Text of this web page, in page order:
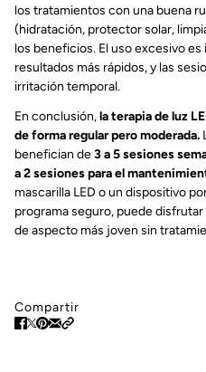
los tratamientos con una buena
(hidratación, protector solar,
los beneficios. El uso excesivo
resultados más rápidos, y las
irritación temporal.
En conclusión,la terapia de luz
de forma regular pero moderada.
benefician de3 a 5 sesiones
a 2 sesiones para el
mascarilla LED o un dispositivo
programa seguro, puede
de aspecto más joven sin
Compartir